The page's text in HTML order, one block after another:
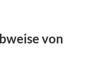
von